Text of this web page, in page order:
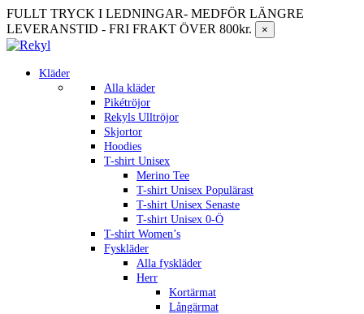
FULLT TRYCK I LEDNINGAR- MEDFÖR LÄNGRE
LEVERANSTID - FRI FRAKT ÖVER 800kr.
×
Kläder
Alla kläder
Pikétröjor
Rekyls Ulltröjor
Skjortor
Hoodies
T-shirt Unisex
Merino Tee
T-shirt Unisex Populärast
T-shirt Unisex Senaste
T-shirt Unisex 0-Ö
T-shirt Women’s
Fyskläder
Alla fyskläder
Herr
Kortärmat
Långärmat